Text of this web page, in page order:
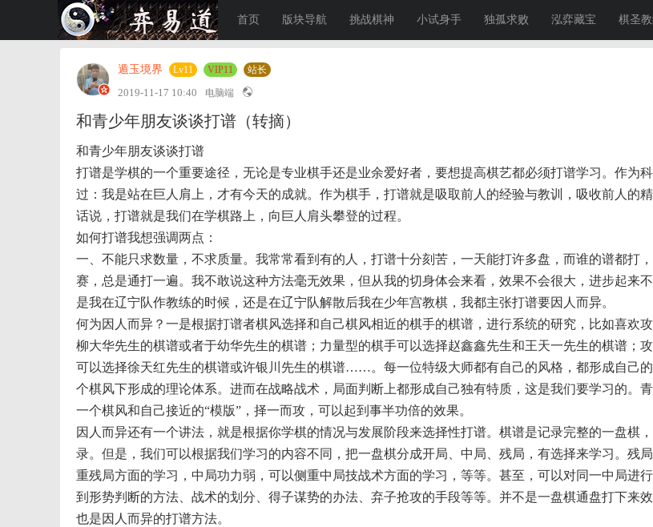
首页 版块导航 挑战棋神 小试身手 独孤求败 泓弈藏宝 棋圣
遁玉境界 Lv11 VIP11 站长
2019-11-17 10:40 电脑端
​和青少年朋友谈谈打谱（转摘）
和青少年朋友谈谈打谱
打谱是学棋的一个重要途径，无论是专业棋手还是业余爱好者，要想提高棋艺都必须打谱学习。作为
过：我是站在巨人肩上，才有今天的成就。作为棋手，打谱就是吸取前人的经验与教训，吸收前人的
话说，打谱就是我们在学棋路上，向巨人肩头攀登的过程。
如何打谱我想强调两点：
一、不能只求数量，不求质量。我常常看到有的人，打谱十分刻苦，一天能打许多盘，而谁的谱都打
赛，总是通打一遍。我不敢说这种方法毫无效果，但从我的切身体会来看，效果不会很大，进步起来
是我在辽宁队作教练的时候，还是在辽宁队解散后我在少年宫教棋，我都主张打谱要因人而异。
何为因人而异？一是根据打谱者棋风选择和自己棋风相近的棋手的棋谱，进行系统的研究，比如喜欢
柳大华先生的棋谱或者于幼华先生的棋谱；力量型的棋手可以选择赵鑫鑫先生和王天一先生的棋谱；
可以选择徐天红先生的棋谱或许银川先生的棋谱……。每一位特级大师都有自己的风格，都形成自己
个棋风下形成的理论体系。进而在战略战术，局面判断上都形成自己独有特质，这是我们要学习的。
一个棋风和自己接近的“模版”，择一而攻，可以起到事半功倍的效果。
因人而异还有一个讲法，就是根据你学棋的情况与发展阶段来选择性打谱。棋谱是记录完整的一盘棋
录。但是，我们可以根据我们学习的内容不同，把一盘棋分成开局、中局、残局，有选择来学习。残
重残局方面的学习，中局功力弱，可以侧重中局技战术方面的学习，等等。甚至，可以对同一中局进
到形势判断的方法、战术的划分、得子谋势的办法、弃子抢攻的手段等等。并不是一盘棋通盘打下来
也是因人而异的打谱方法。